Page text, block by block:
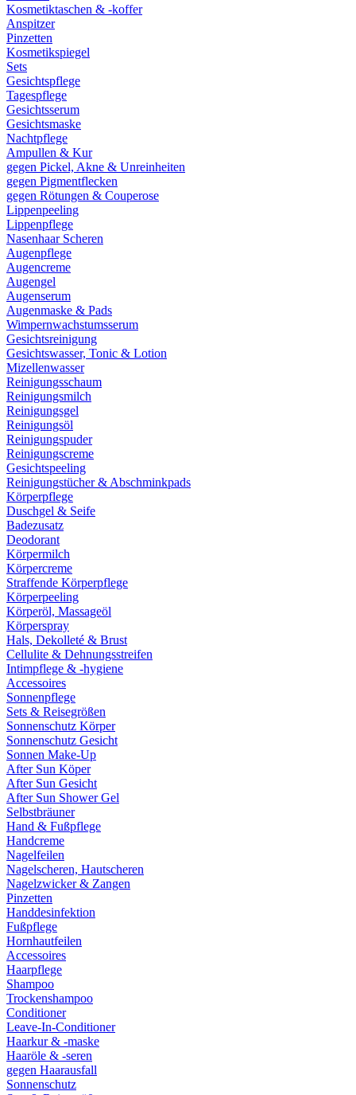
Kosmetiktaschen & -koffer
Anspitzer
Pinzetten
Kosmetikspiegel
Sets
Gesichtspflege
Tagespflege
Gesichtsserum
Gesichtsmaske
Nachtpflege
Ampullen & Kur
gegen Pickel, Akne & Unreinheiten
gegen Pigmentflecken
gegen Rötungen & Couperose
Lippenpeeling
Lippenpflege
Nasenhaar Scheren
Augenpflege
Augencreme
Augengel
Augenserum
Augenmaske & Pads
Wimpernwachstumsserum
Gesichtsreinigung
Gesichtswasser, Tonic & Lotion
Mizellenwasser
Reinigungsschaum
Reinigungsmilch
Reinigungsgel
Reinigungsöl
Reinigungspuder
Reinigungscreme
Gesichtspeeling
Reinigungstücher & Abschminkpads
Körperpflege
Duschgel & Seife
Badezusatz
Deodorant
Körpermilch
Körpercreme
Straffende Körperpflege
Körperpeeling
Körperöl, Massageöl
Körperspray
Hals, Dekolleté & Brust
Cellulite & Dehnungsstreifen
Intimpflege & -hygiene
Accessoires
Sonnenpflege
Sets & Reisegrößen
Sonnenschutz Körper
Sonnenschutz Gesicht
Sonnen Make-Up
After Sun Köper
After Sun Gesicht
After Sun Shower Gel
Selbstbräuner
Hand & Fußpflege
Handcreme
Nagelfeilen
Nagelscheren, Hautscheren
Nagelzwicker & Zangen
Pinzetten
Handdesinfektion
Fußpflege
Hornhautfeilen
Accessoires
Haarpflege
Shampoo
Trockenshampoo
Conditioner
Leave-In-Conditioner
Haarkur & -maske
Haaröle & -seren
gegen Haarausfall
Sonnenschutz